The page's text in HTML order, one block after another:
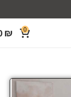
0
₪